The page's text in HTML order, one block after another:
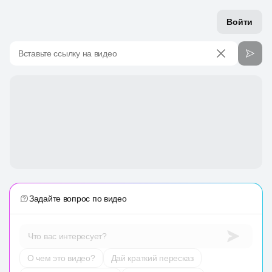
Войти
Вставьте ссылку на видео
Задайте вопрос по видео
Что вас интересует?
О чем это видео? Дай краткий пересказ